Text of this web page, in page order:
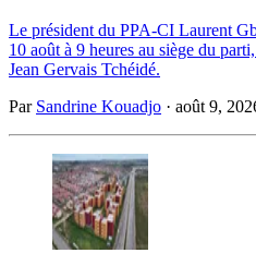
Le président du PPA-CI Laurent
10 août à 9 heures au siège du
Jean Gervais Tchéidé.
Par Sandrine Kouadjo · août 9,